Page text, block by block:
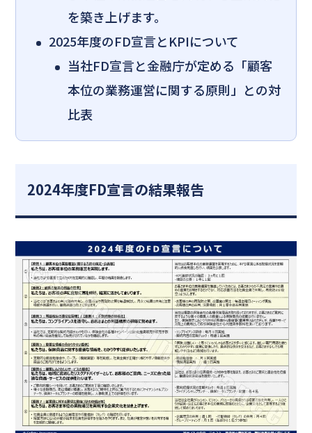
を築き上げます。
2025年度のFD宣言とKPIについて
当社FD宣言と金融庁が定める「顧客
本位の業務運営に関する原則」との対
比表
2024年度FD宣言の結果報告